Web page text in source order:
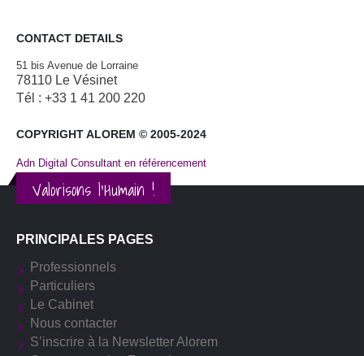
CONTACT DETAILS
51 bis Avenue de Lorraine
78110 Le Vésinet
Tél : +33 1 41 200 220
COPYRIGHT ALOREM © 2005-2024
Adn Digital Consultant en référencement
Valorisons l'Humain !
PRINCIPALES PAGES
Professionnels
Particuliers
Le Cabinet
Nous contacter
S’inscrire à la Newsletter Alorem